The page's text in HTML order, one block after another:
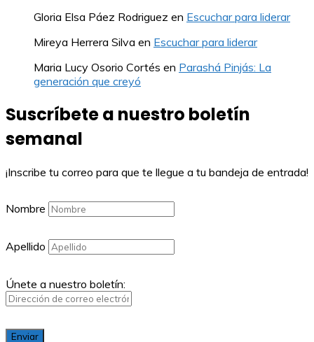
Gloria Elsa Páez Rodriguez en Escuchar para liderar
Mireya Herrera Silva en Escuchar para liderar
Maria Lucy Osorio Cortés en Parashá Pinjás: La
generación que creyó
Suscríbete a nuestro boletín
semanal
¡Inscribe tu correo para que te llegue a tu bandeja de entrada!
Nombre
Apellido
Únete a nuestro boletín: